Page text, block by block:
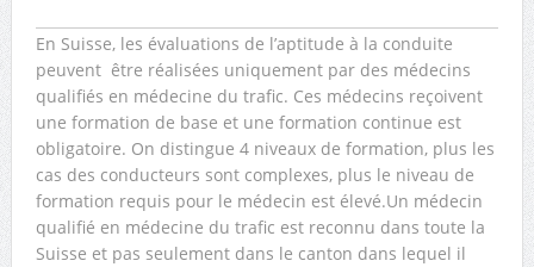
En Suisse, les évaluations de l’aptitude à la conduite
peuvent être réalisées uniquement par des médecins
qualifiés en médecine du trafic. Ces médecins reçoivent
une formation de base et une formation continue est
obligatoire. On distingue 4 niveaux de formation, plus les
cas des conducteurs sont complexes, plus le niveau de
formation requis pour le médecin est élevé.Un médecin
qualifié en médecine du trafic est reconnu dans toute la
Suisse et pas seulement dans le canton dans lequel il